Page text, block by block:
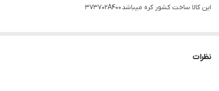
این کالا ساخت کشور کره میباشد 373702A400
نظرات